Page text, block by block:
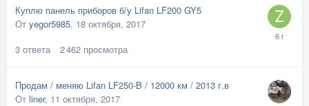
Куплю панель приборов б/у Lifan LF200 GY5
От yegor5985, 18 октября, 2017
3 ответа 2 462 просмотра
Продам / меняю Lifan LF250-B / 12000 км / 2013 г.в
От liner, 11 октября, 2017